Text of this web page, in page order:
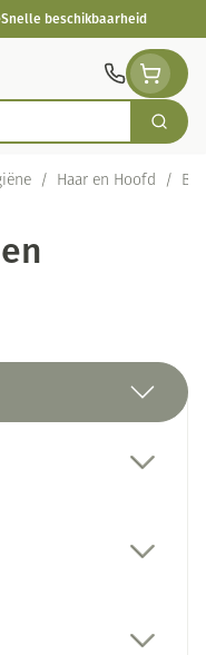
Snelle beschikbaarheid
Zoek
/ Haar en Hoofd /